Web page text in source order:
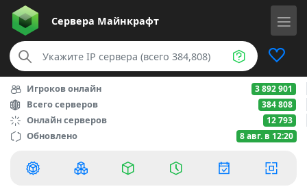
Сервера Майнкрафт
Игроков онлайн 3 892 901
Всего серверов 384 808
Онлайн серверов 12 793
Обновлено 8 авг. в 12:20